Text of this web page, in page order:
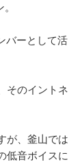
バーとして活
そのイントネ
が、釜山では
低音ボイスに